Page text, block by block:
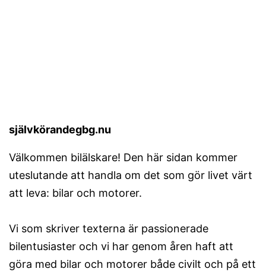
självkörandegbg.nu
Välkommen bilälskare! Den här sidan kommer
uteslutande att handla om det som gör livet värt
att leva: bilar och motorer.
Vi som skriver texterna är passionerade
bilentusiaster och vi har genom åren haft att
göra med bilar och motorer både civilt och på ett